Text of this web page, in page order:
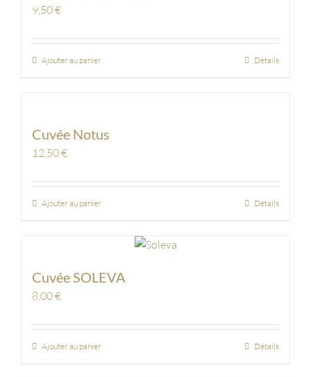
9,50€
Ajouter au panier Détails
Cuvée Notus
12,50€
Ajouter au panier Détails
Cuvée SOLEVA
8,00€
Ajouter au panier Détails